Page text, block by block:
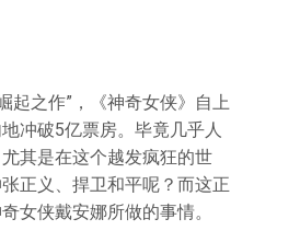
起之作”，《神奇女侠》自上
冲破5亿票房。毕竟几乎人
其是在这个越发疯狂的世
正义、捍卫和平呢？而这正
女侠戴安娜所做的事情。